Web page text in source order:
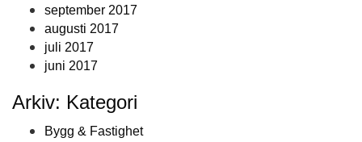
september 2017
augusti 2017
juli 2017
juni 2017
Arkiv: Kategori
Bygg & Fastighet